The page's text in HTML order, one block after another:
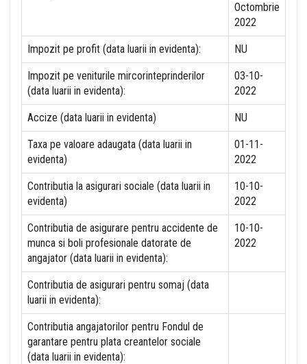
Octombrie
2022
Impozit pe profit (data luarii in evidenta): NU
Impozit pe veniturile mircorinteprinderilor
(data luarii in evidenta):
03-10-
2022
Accize (data luarii in evidenta) NU
Taxa pe valoare adaugata (data luarii in
evidenta)
01-11-
2022
Contributia la asigurari sociale (data luarii in
evidenta)
10-10-
2022
Contributia de asigurare pentru accidente de
munca si boli profesionale datorate de
angajator (data luarii in evidenta):
10-10-
2022
Contributia de asigurari pentru somaj (data
luarii in evidenta):
Contributia angajatorilor pentru Fondul de
garantare pentru plata creantelor sociale
(data luarii in evidenta):